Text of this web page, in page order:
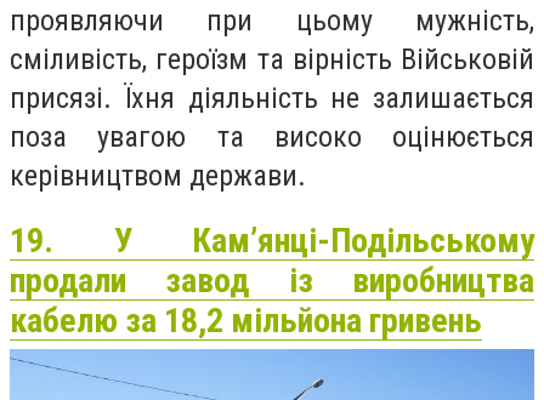
проявляючи при цьому мужність,
сміливість, героїзм та вірність Військовій
присязі. Їхня діяльність не залишається
поза увагою та високо оцінюється
керівництвом держави.
19. У Кам’янці-Подільському
продали завод із виробництва
кабелю за 18,2 мільйона гривень